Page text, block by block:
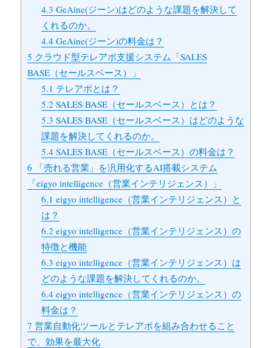
4.3 GeAine(ジーン)はどのような課題を解決して
くれるのか。
4.4 GeAine(ジーン)の料金は？
5 クラウド型テレアポ支援システム「SALES
BASE（セールスベース）」
5.1 テレアポとは？
5.2 SALES BASE（セールスベース）とは？
5.3 SALES BASE（セールスベース）はどのような
課題を解決してくれるのか。
5.4 SALES BASE（セールスベース）の料金は？
6 「売れる営業」を汎用化するAI搭載システム
「eigyo intelligence（営業インテリジェンス）」
6.1 eigyo intelligence（営業インテリジェンス）と
は？
6.2 eigyo intelligence（営業インテリジェンス）の
特徴と機能
6.3 eigyo intelligence（営業インテリジェンス）は
どのような課題を解決してくれるのか。
6.4 eigyo intelligence（営業インテリジェンス）の
料金は？
7 営業自動化ツールとテレアポを組み合わせること
で、効果を最大化